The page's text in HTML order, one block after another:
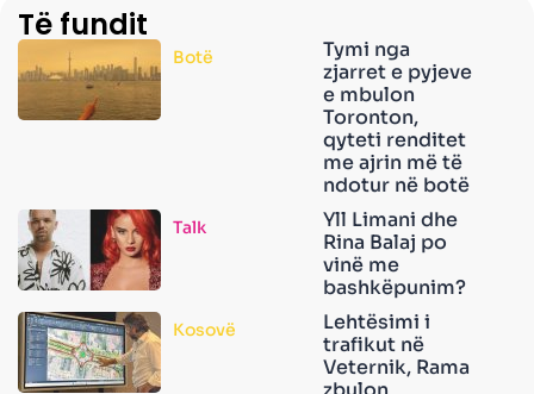
Të fundit
Botë
Tymi nga
zjarret e pyjeve
e mbulon
Toronton,
qyteti renditet
me ajrin më të
ndotur në botë
Talk
Yll Limani dhe
Rina Balaj po
vinë me
bashkëpunim?
Kosovë
Lehtësimi i
trafikut në
Veternik, Rama